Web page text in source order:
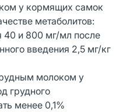
у кормящих самок
метаболитов:
40 и 800 мг/мл после
введения 2,5 мг/кг
молоком у
грудного
менее 0,1%